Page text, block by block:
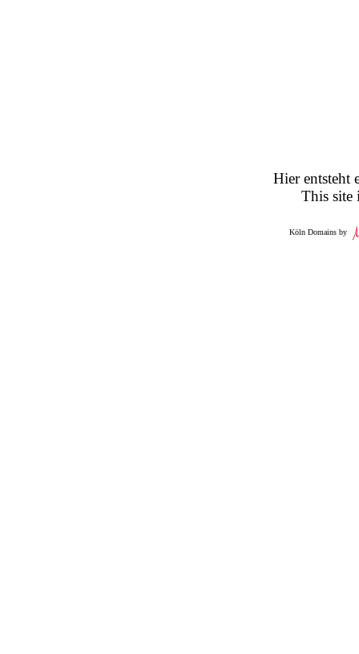
Hier entsteht
This site
Köln Domains by